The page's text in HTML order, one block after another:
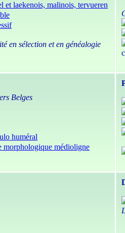
et laekenois, malinois, tervueren
en sélection et en généalogie
Belges
huméral
morphologique médioligne